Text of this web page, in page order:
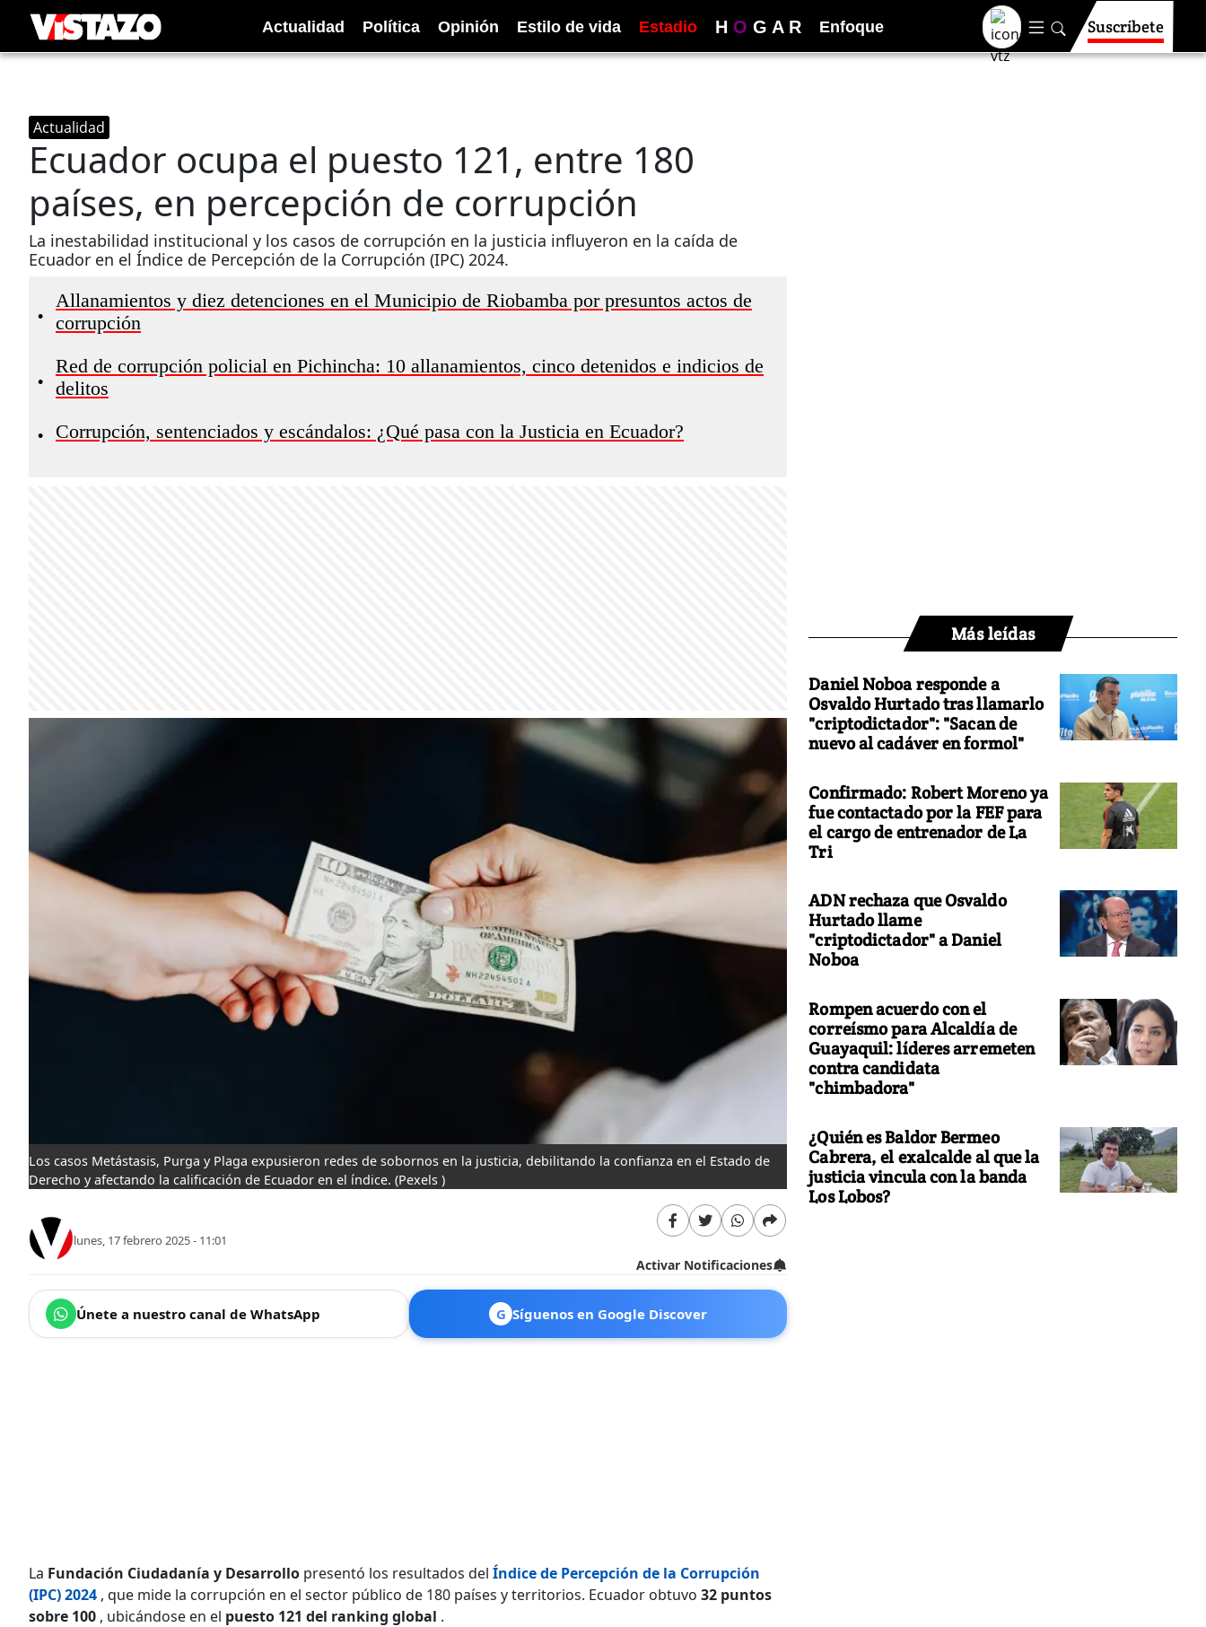
Actualidad Política Opinión Estilo de vida Estadio H O G A R Enfoque Suscríbete
Actualidad
Ecuador ocupa el puesto 121, entre 180
países, en percepción de corrupción
La inestabilidad institucional y los casos de corrupción en la justicia influyeron en la caída de
Ecuador en el Índice de Percepción de la Corrupción (IPC) 2024.
•
Allanamientos y diez detenciones en el Municipio de Riobamba por presuntos actos de
corrupción
•
Red de corrupción policial en Pichincha: 10 allanamientos, cinco detenidos e indicios de
delitos
• Corrupción, sentenciados y escándalos: ¿Qué pasa con la Justicia en Ecuador?
Los casos Metástasis, Purga y Plaga expusieron redes de sobornos en la justicia, debilitando la confianza en el Estado de
Derecho y afectando la calificación de Ecuador en el índice. (Pexels )
lunes, 17 febrero 2025 - 11:01
Activar Notificaciones
Únete a nuestro canal de WhatsApp G Síguenos en Google Discover
La Fundación Ciudadanía y Desarrollo presentó los resultados del Índice de Percepción de la Corrupción
(IPC) 2024 , que mide la corrupción en el sector público de 180 países y territorios. Ecuador obtuvo 32 puntos
sobre 100 , ubicándose en el puesto 121 del ranking global .
Más leídas
Daniel Noboa responde a
Osvaldo Hurtado tras llamarlo
"criptodictador": "Sacan de
nuevo al cadáver en formol"
Confirmado: Robert Moreno ya
fue contactado por la FEF para
el cargo de entrenador de La
Tri
ADN rechaza que Osvaldo
Hurtado llame
"criptodictador" a Daniel
Noboa
Rompen acuerdo con el
correísmo para Alcaldía de
Guayaquil: líderes arremeten
contra candidata
"chimbadora"
¿Quién es Baldor Bermeo
Cabrera, el exalcalde al que la
justicia vincula con la banda
Los Lobos?